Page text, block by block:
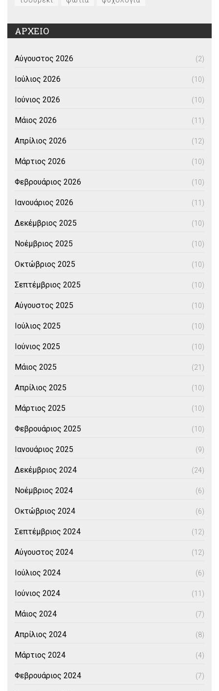
ΑΡΧΕΙΟ
Αύγουστος 2026 (2)
Ιούλιος 2026 (10)
Ιούνιος 2026 (10)
Μάιος 2026 (11)
Απρίλιος 2026 (12)
Μάρτιος 2026 (10)
Φεβρουάριος 2026 (10)
Ιανουάριος 2026 (11)
Δεκέμβριος 2025 (10)
Νοέμβριος 2025 (10)
Οκτώβριος 2025 (10)
Σεπτέμβριος 2025 (10)
Αύγουστος 2025 (10)
Ιούλιος 2025 (10)
Ιούνιος 2025 (10)
Μάιος 2025 (21)
Απρίλιος 2025 (10)
Μάρτιος 2025 (10)
Φεβρουάριος 2025 (10)
Ιανουάριος 2025 (9)
Δεκέμβριος 2024 (24)
Νοέμβριος 2024 (6)
Οκτώβριος 2024 (6)
Σεπτέμβριος 2024 (12)
Αύγουστος 2024 (12)
Ιούλιος 2024 (6)
Ιούνιος 2024 (11)
Μάιος 2024 (7)
Απρίλιος 2024 (8)
Μάρτιος 2024 (4)
Φεβρουάριος 2024 (7)